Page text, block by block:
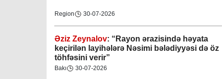
Region 30-07-2026
Əziz Zeynalov: “Rayon ərazisində həyata
keçirilən layihələrə Nəsimi bələdiyyəsi də öz
töhfəsini verir”
Bakı 30-07-2026
Gəncə şəhəri Nizami bələdiyyəsi